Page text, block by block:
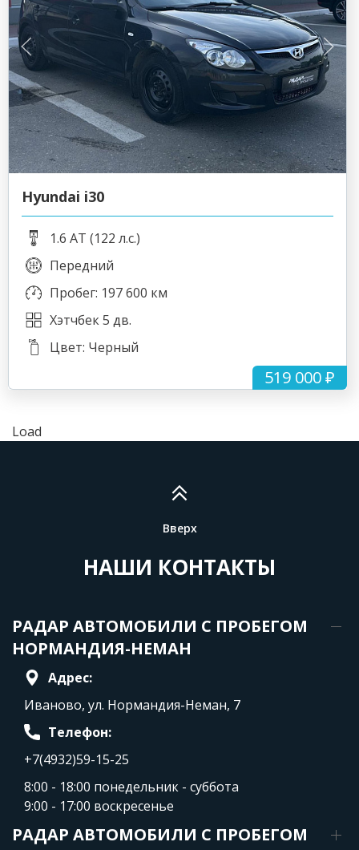
519 000 ₽
Hyundai i30
1.6 AT (122 л.с.)
Передний
Пробег: 197 600 км
Хэтчбек 5 дв.
Цвет: Черный
Load
Вверх
НАШИ КОНТАКТЫ
РАДАР АВТОМОБИЛИ С ПРОБЕГОМ
НОРМАНДИЯ-НЕМАН
Адрес:
Иваново, ул. Нормандия-Неман, 7
Телефон:
+7(4932)59-15-25
8:00 - 18:00 понедельник - суббота
9:00 - 17:00 воскресенье
РАДАР АВТОМОБИЛИ С ПРОБЕГОМ